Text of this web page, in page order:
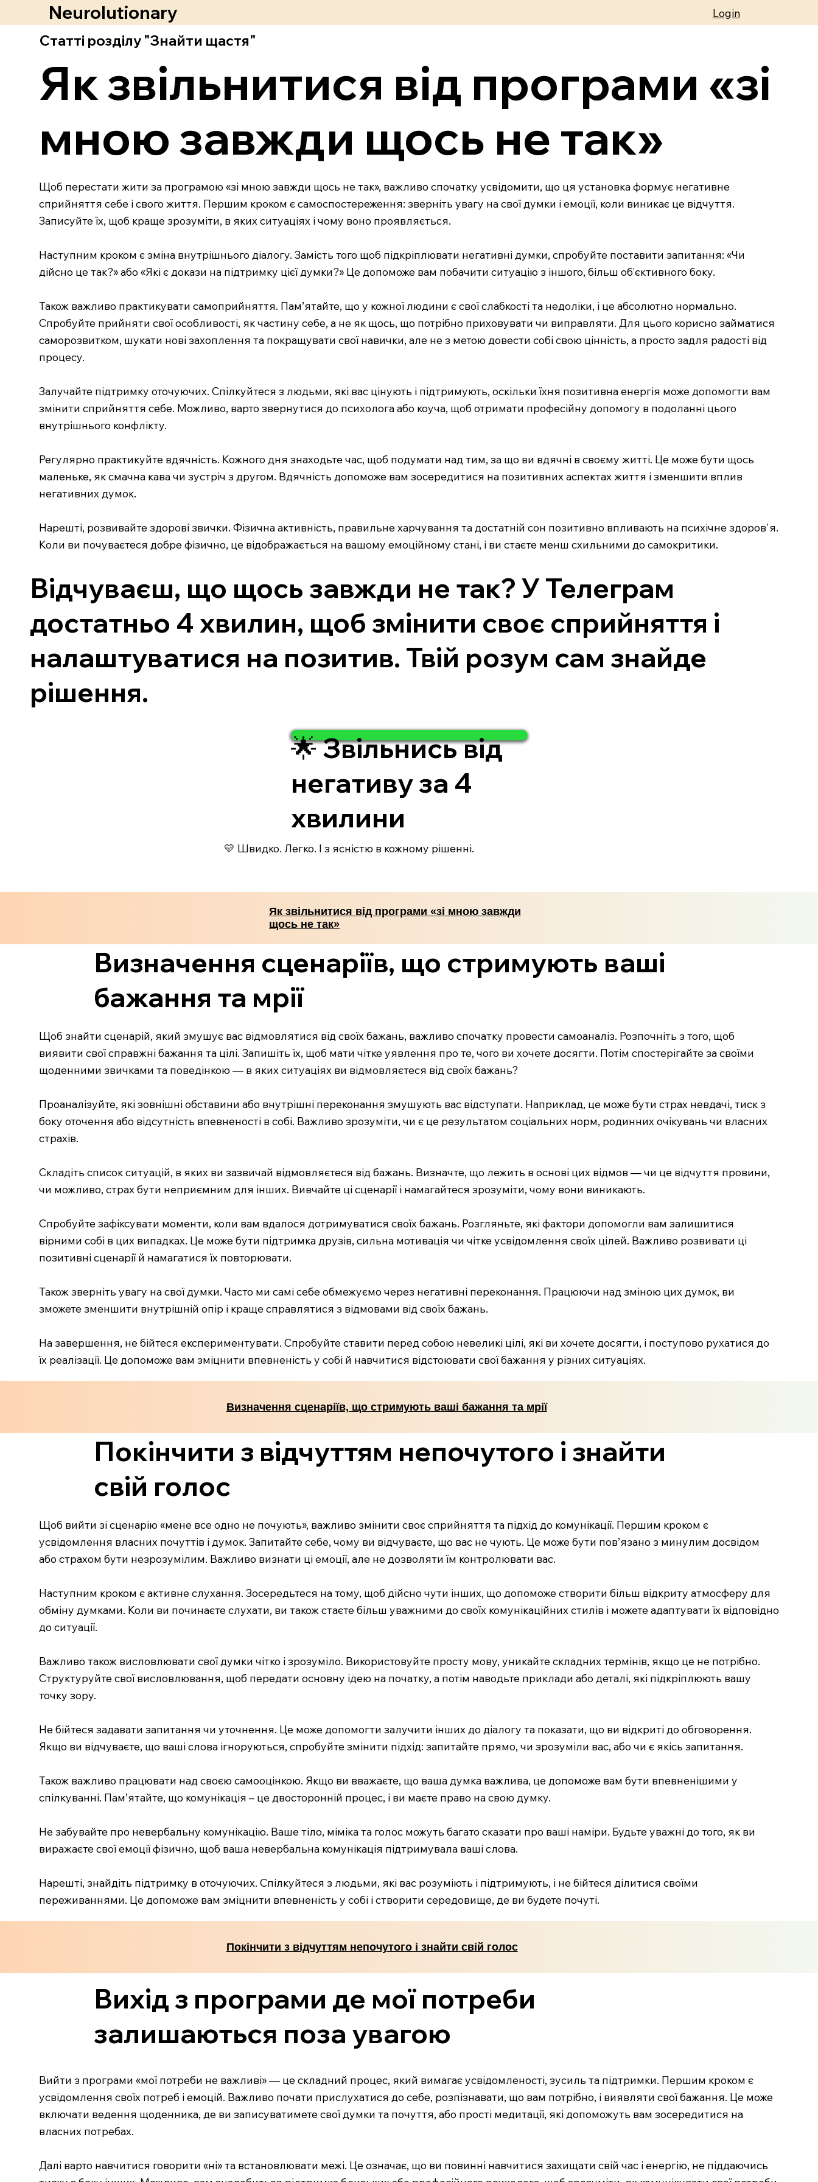
Neurolutionary Login
Статті розділу "Знайти щастя"
Як звільнитися від програми «зі
мною завжди щось не так»
Щоб перестати жити за програмою «зі мною завжди щось не так», важливо спочатку усвідомити, що ця установка формує негативне
сприйняття себе і свого життя. Першим кроком є самоспостереження: зверніть увагу на свої думки і емоції, коли виникає це відчуття.
Записуйте їх, щоб краще зрозуміти, в яких ситуаціях і чому воно проявляється.
Наступним кроком є зміна внутрішнього діалогу. Замість того щоб підкріплювати негативні думки, спробуйте поставити запитання: «Чи
дійсно це так?» або «Які є докази на підтримку цієї думки?» Це допоможе вам побачити ситуацію з іншого, більш об'єктивного боку.
Також важливо практикувати самоприйняття. Пам’ятайте, що у кожної людини є свої слабкості та недоліки, і це абсолютно нормально.
Спробуйте прийняти свої особливості, як частину себе, а не як щось, що потрібно приховувати чи виправляти. Для цього корисно займатися
саморозвитком, шукати нові захоплення та покращувати свої навички, але не з метою довести собі свою цінність, а просто задля радості від
процесу.
Залучайте підтримку оточуючих. Спілкуйтеся з людьми, які вас цінують і підтримують, оскільки їхня позитивна енергія може допомогти вам
змінити сприйняття себе. Можливо, варто звернутися до психолога або коуча, щоб отримати професійну допомогу в подоланні цього
внутрішнього конфлікту.
Регулярно практикуйте вдячність. Кожного дня знаходьте час, щоб подумати над тим, за що ви вдячні в своєму житті. Це може бути щось
маленьке, як смачна кава чи зустріч з другом. Вдячність допоможе вам зосередитися на позитивних аспектах життя і зменшити вплив
негативних думок.
Нарешті, розвивайте здорові звички. Фізична активність, правильне харчування та достатній сон позитивно впливають на психічне здоров'я.
Коли ви почуваєтеся добре фізично, це відображається на вашому емоційному стані, і ви стаєте менш схильними до самокритики.
Відчуваєш, що щось завжди не так? У Телеграм
достатньо 4 хвилин, щоб змінити своє сприйняття і
налаштуватися на позитив. Твій розум сам знайде
рішення.
🌟 Звільнись від
негативу за 4
хвилини
💛 Швидко. Легко. І з ясністю в кожному рішенні.
Як звільнитися від програми «зі мною завжди
щось не так»
Визначення сценаріїв, що стримують ваші
бажання та мрії
Щоб знайти сценарій, який змушує вас відмовлятися від своїх бажань, важливо спочатку провести самоаналіз. Розпочніть з того, щоб
виявити свої справжні бажання та цілі. Запишіть їх, щоб мати чітке уявлення про те, чого ви хочете досягти. Потім спостерігайте за своїми
щоденними звичками та поведінкою — в яких ситуаціях ви відмовляєтеся від своїх бажань?
Проаналізуйте, які зовнішні обставини або внутрішні переконання змушують вас відступати. Наприклад, це може бути страх невдачі, тиск з
боку оточення або відсутність впевненості в собі. Важливо зрозуміти, чи є це результатом соціальних норм, родинних очікувань чи власних
страхів.
Складіть список ситуацій, в яких ви зазвичай відмовляєтеся від бажань. Визначте, що лежить в основі цих відмов — чи це відчуття провини,
чи можливо, страх бути неприємним для інших. Вивчайте ці сценарії і намагайтеся зрозуміти, чому вони виникають.
Спробуйте зафіксувати моменти, коли вам вдалося дотримуватися своїх бажань. Розгляньте, які фактори допомогли вам залишитися
вірними собі в цих випадках. Це може бути підтримка друзів, сильна мотивація чи чітке усвідомлення своїх цілей. Важливо розвивати ці
позитивні сценарії й намагатися їх повторювати.
Також зверніть увагу на свої думки. Часто ми самі себе обмежуємо через негативні переконання. Працюючи над зміною цих думок, ви
зможете зменшити внутрішній опір і краще справлятися з відмовами від своїх бажань.
На завершення, не бійтеся експериментувати. Спробуйте ставити перед собою невеликі цілі, які ви хочете досягти, і поступово рухатися до
їх реалізації. Це допоможе вам зміцнити впевненість у собі й навчитися відстоювати свої бажання у різних ситуаціях.
Визначення сценаріїв, що стримують ваші бажання та мрії
Покінчити з відчуттям непочутого і знайти
свій голос
Щоб вийти зі сценарію «мене все одно не почують», важливо змінити своє сприйняття та підхід до комунікації. Першим кроком є
усвідомлення власних почуттів і думок. Запитайте себе, чому ви відчуваєте, що вас не чують. Це може бути пов’язано з минулим досвідом
або страхом бути незрозумілим. Важливо визнати ці емоції, але не дозволяти їм контролювати вас.
Наступним кроком є активне слухання. Зосередьтеся на тому, щоб дійсно чути інших, що допоможе створити більш відкриту атмосферу для
обміну думками. Коли ви починаєте слухати, ви також стаєте більш уважними до своїх комунікаційних стилів і можете адаптувати їх відповідно
до ситуації.
Важливо також висловлювати свої думки чітко і зрозуміло. Використовуйте просту мову, уникайте складних термінів, якщо це не потрібно.
Структуруйте свої висловлювання, щоб передати основну ідею на початку, а потім наводьте приклади або деталі, які підкріплюють вашу
точку зору.
Не бійтеся задавати запитання чи уточнення. Це може допомогти залучити інших до діалогу та показати, що ви відкриті до обговорення.
Якщо ви відчуваєте, що ваші слова ігноруються, спробуйте змінити підхід: запитайте прямо, чи зрозуміли вас, або чи є якісь запитання.
Також важливо працювати над своєю самооцінкою. Якщо ви вважаєте, що ваша думка важлива, це допоможе вам бути впевненішими у
спілкуванні. Пам’ятайте, що комунікація – це двосторонній процес, і ви маєте право на свою думку.
Не забувайте про невербальну комунікацію. Ваше тіло, міміка та голос можуть багато сказати про ваші наміри. Будьте уважні до того, як ви
виражаєте свої емоції фізично, щоб ваша невербальна комунікація підтримувала ваші слова.
Нарешті, знайдіть підтримку в оточуючих. Спілкуйтеся з людьми, які вас розуміють і підтримують, і не бійтеся ділитися своїми
переживаннями. Це допоможе вам зміцнити впевненість у собі і створити середовище, де ви будете почуті.
Покінчити з відчуттям непочутого і знайти свій голос
Вихід з програми де мої потреби
залишаються поза увагою
Вийти з програми «мої потреби не важливі» — це складний процес, який вимагає усвідомленості, зусиль та підтримки. Першим кроком є
усвідомлення своїх потреб і емоцій. Важливо почати прислухатися до себе, розпізнавати, що вам потрібно, і виявляти свої бажання. Це може
включати ведення щоденника, де ви записуватимете свої думки та почуття, або прості медитації, які допоможуть вам зосередитися на
власних потребах.
Далі варто навчитися говорити «ні» та встановлювати межі. Це означає, що ви повинні навчитися захищати свій час і енергію, не піддаючись